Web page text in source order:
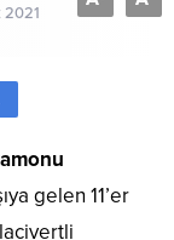
2021
gelen 11’er
lacivertli